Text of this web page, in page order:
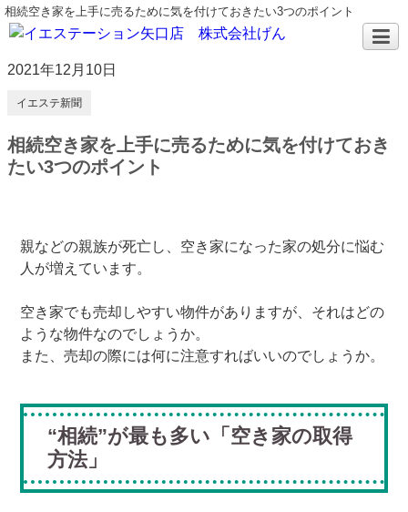
相続空き家を上手に売るために気を付けておきたい3つのポイント
2021年12月10日
イエステ新聞
相続空き家を上手に売るために気を付けておき
たい3つのポイント
親などの親族が死亡し、空き家になった家の処分に悩む
人が増えています。
空き家でも売却しやすい物件がありますが、それはどの
ような物件なのでしょうか。
また、売却の際には何に注意すればいいのでしょうか。
“相続”が最も多い「空き家の取得
方法」